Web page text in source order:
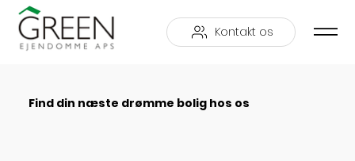
Kontakt os
Find din næste drømme bolig hos os